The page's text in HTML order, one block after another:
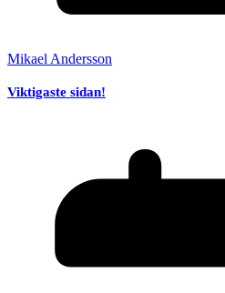
Mikael Andersson
Viktigaste sidan!